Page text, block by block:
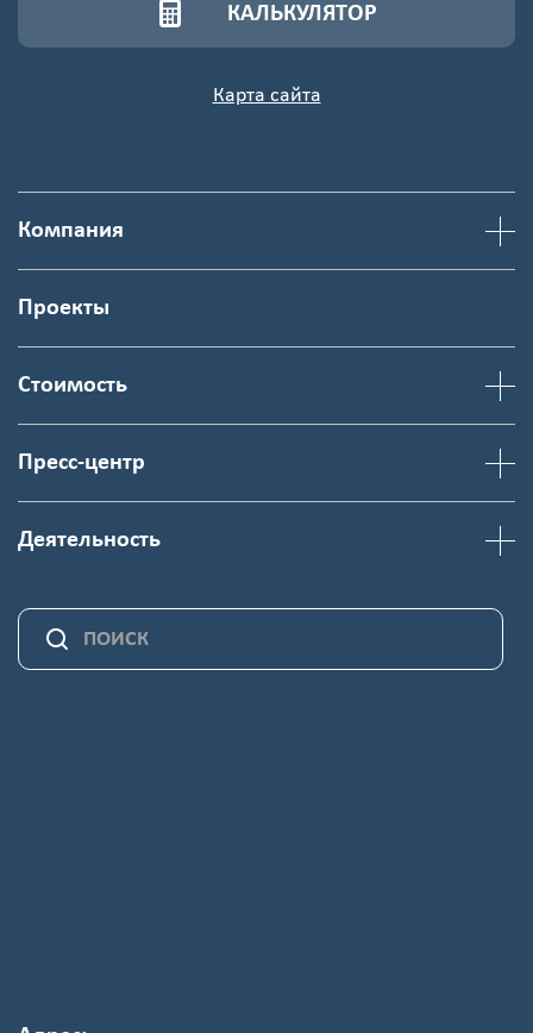
КАЛЬКУЛЯТОР
Карта сайта
Компания
Проекты
Стоимость
Пресс-центр
Деятельность
картинки
обработку